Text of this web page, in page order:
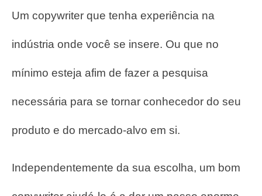
Um copywriter que tenha experiência na
indústria onde você se insere. Ou que no
mínimo esteja afim de fazer a pesquisa
necessária para se tornar conhecedor do seu
produto e do mercado-alvo em si.
Independentemente da sua escolha, um bom